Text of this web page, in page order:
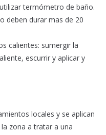
termómetro de baño.
deben durar mas de 20
calientes: sumergir la
escurrir y aplicar y
locales y se aplican
zona a tratar a una